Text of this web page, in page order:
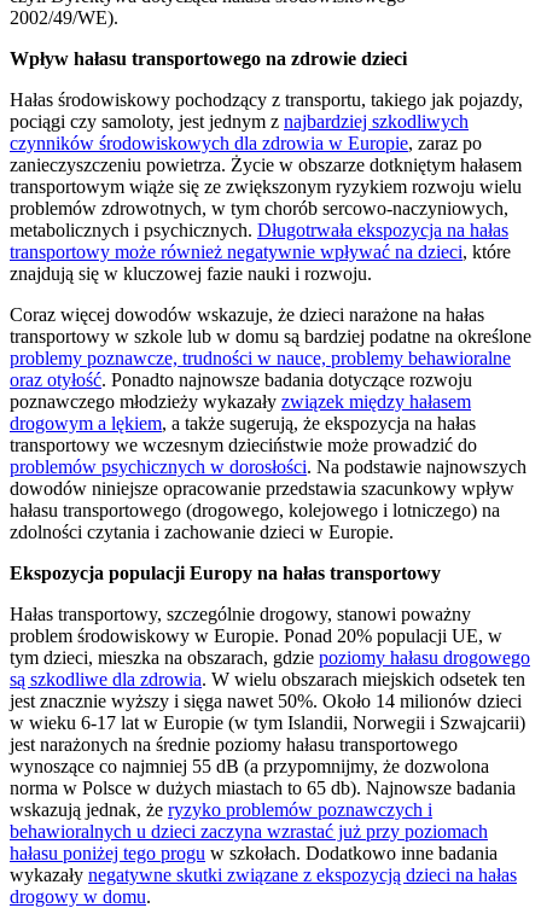
2002/49/WE).
Wpływ hałasu transportowego na zdrowie dzieci
Hałas środowiskowy pochodzący z transportu, takiego jak pojazdy,
pociągi czy samoloty, jest jednym z najbardziej szkodliwych
czynników środowiskowych dla zdrowia w Europie, zaraz po
zanieczyszczeniu powietrza. Życie w obszarze dotkniętym hałasem
transportowym wiąże się ze zwiększonym ryzykiem rozwoju wielu
problemów zdrowotnych, w tym chorób sercowo-naczyniowych,
metabolicznych i psychicznych. Długotrwała ekspozycja na hałas
transportowy może również negatywnie wpływać na dzieci, które
znajdują się w kluczowej fazie nauki i rozwoju.
Coraz więcej dowodów wskazuje, że dzieci narażone na hałas
transportowy w szkole lub w domu są bardziej podatne na określone
problemy poznawcze, trudności w nauce, problemy behawioralne
oraz otyłość. Ponadto najnowsze badania dotyczące rozwoju
poznawczego młodzieży wykazały związek między hałasem
drogowym a lękiem, a także sugerują, że ekspozycja na hałas
transportowy we wczesnym dzieciństwie może prowadzić do
problemów psychicznych w dorosłości. Na podstawie najnowszych
dowodów niniejsze opracowanie przedstawia szacunkowy wpływ
hałasu transportowego (drogowego, kolejowego i lotniczego) na
zdolności czytania i zachowanie dzieci w Europie.
Ekspozycja populacji Europy na hałas transportowy
Hałas transportowy, szczególnie drogowy, stanowi poważny
problem środowiskowy w Europie. Ponad 20% populacji UE, w
tym dzieci, mieszka na obszarach, gdzie poziomy hałasu drogowego
są szkodliwe dla zdrowia. W wielu obszarach miejskich odsetek ten
jest znacznie wyższy i sięga nawet 50%. Około 14 milionów dzieci
w wieku 6-17 lat w Europie (w tym Islandii, Norwegii i Szwajcarii)
jest narażonych na średnie poziomy hałasu transportowego
wynoszące co najmniej 55 dB (a przypomnijmy, że dozwolona
norma w Polsce w dużych miastach to 65 db). Najnowsze badania
wskazują jednak, że ryzyko problemów poznawczych i
behawioralnych u dzieci zaczyna wzrastać już przy poziomach
hałasu poniżej tego progu w szkołach. Dodatkowo inne badania
wykazały negatywne skutki związane z ekspozycją dzieci na hałas
drogowy w domu.